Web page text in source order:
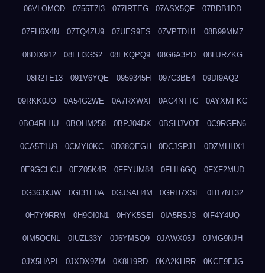
06VLOMOD 0755T7I3 077IRTEG 07ASX5QF 07BDB1DD
07FH6X4N 07TQ4ZU9 07UES9ES 07VPTDH1 08B99MM7
08DIX912 08EH3GS2 08EKQPQ9 08G6A3PD 08HJRZKG
08R2TE13 091V6YQE 0959345H 097C3BE4 09DI9AQ2
09RKK0JO 0A54G2WE 0A7RXWXI 0AG4NTTC 0AYXMFKC
0BO4RLHU 0BOHM258 0BPJ04DK 0BSHJVOT 0C9RGFN6
0CA5T1U9 0CMYI0KC 0D38QEGH 0DCJSPJ1 0DZMHHX1
0E9GCHCU 0EZ05K4R 0FFYUM84 0FLIL6GQ 0FXF2MUD
0G363XJW 0GI31E0A 0GJSAH4M 0GRH7XSL 0H17NT32
0H7Y9RRM 0H9OI0N1 0HYK5SEI 0IA5RSJ3 0IF4Y4UQ
0IM5QCNL 0IUZL33Y 0J6YMSQ9 0JAWX05J 0JMG9NJH
0JX5HAPI 0JXDX9ZM 0K8I19RD 0KA2KHRR 0KCE9EJG